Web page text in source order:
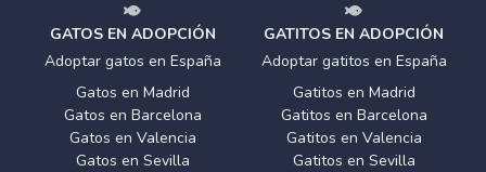
GATOS EN ADOPCIÓN
Adoptar gatos en España
Gatos en Madrid
Gatos en Barcelona
Gatos en Valencia
Gatos en Sevilla
GATITOS EN ADOPCIÓN
Adoptar gatitos en España
Gatitos en Madrid
Gatitos en Barcelona
Gatitos en Valencia
Gatitos en Sevilla